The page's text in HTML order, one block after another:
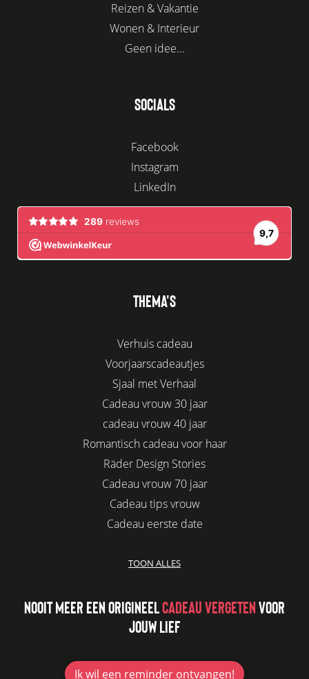
Reizen & Vakantie
Wonen & Interieur
Geen idee...
SOCIALS
Facebook
Instagram
LinkedIn
THEMA'S
Verhuis cadeau
Voorjaarscadeautjes
Sjaal met Verhaal
Cadeau vrouw 30 jaar
cadeau vrouw 40 jaar
Romantisch cadeau voor haar
Räder Design Stories
Cadeau vrouw 70 jaar
Cadeau tips vrouw
Cadeau eerste date
Leuke kadootjes
Azur
Kaars cadeau geven
Jubileum cadeau
TOON ALLES
NOOIT MEER EEN ORIGINEELCADEAU VERGETENVOOR
JOUW LIEF
Ik wil een reminder ontvangen!